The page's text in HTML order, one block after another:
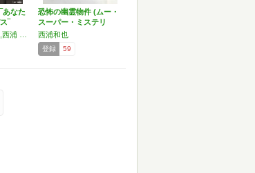
あなた
‾
恐怖の幽霊物件 (ムー・
スーパー・ミステリ
ー…
西浦和也
登録 59